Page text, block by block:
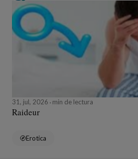
31, jul, 2026 min de lectura
Raideur
Erotica